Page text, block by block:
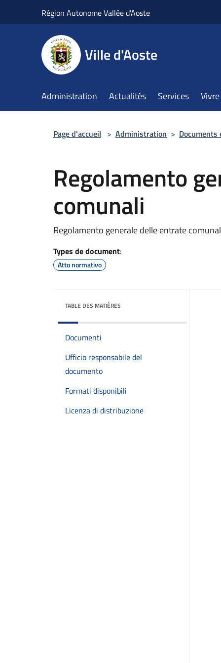
Région Autonome Vallée d'Aoste
Ville d'Aoste
Administration Actualités Services
Page d'accueil > Administration > Documents
Regolamento
comunali
Regolamento generale delle entrate
Types de document:
Atto normativo
TABLE DES MATIÈRES
Documenti
Ufficio responsabile del
documento
Formati disponibili
Licenza di distribuzione